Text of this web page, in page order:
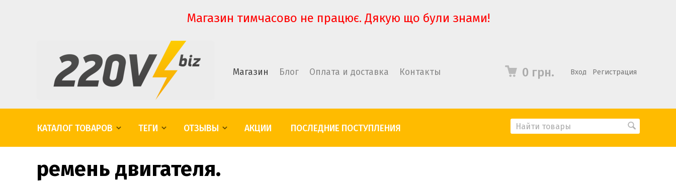
Магазин тимчасово не працює. Дякую що були знами!
Магазин Блог Оплата и доставка Контакты 0 грн. Вход Регистрация
КАТАЛОГ ТОВАРОВ ТЕГИ ОТЗЫВЫ АКЦИИ ПОСЛЕДНИЕ ПОСТУПЛЕНИЯ
ремень двигателя.